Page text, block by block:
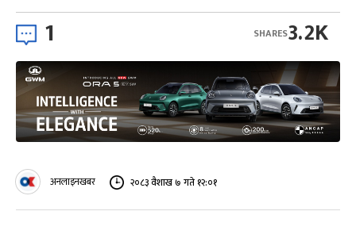
1 3.2K
SHARES
अनलाइनखबर २०८३ वैशाख ७ गते १२:०१